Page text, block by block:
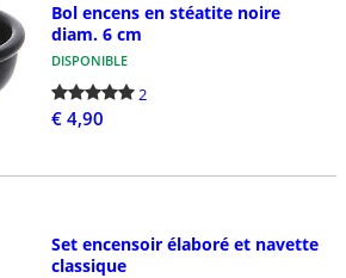
Bol encens en stéatite noire
diam. 6 cm
DISPONIBLE
2
€ 4,90
Set encensoir élaboré et navette
classique